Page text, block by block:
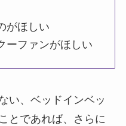
がほしい
ーファンがほしい
い、ベッドインベッ
とであれば、さらに